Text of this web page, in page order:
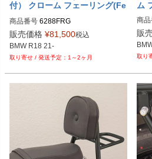
付） クローム フェーリング(Fe
商品番号 6288FRG
6288 FRG
販売価格 ¥81,500税込
BMW R18 21-
1～2ヶ月
ム
商
販